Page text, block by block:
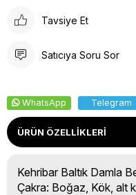
Tavsiye Et
Satıcıya Soru Sor
WhatsApp Telegram
ÜRÜN ÖZELLIKLERI
Kehribar Baltık Damla
Çakra: Boğaz, Kök, alt